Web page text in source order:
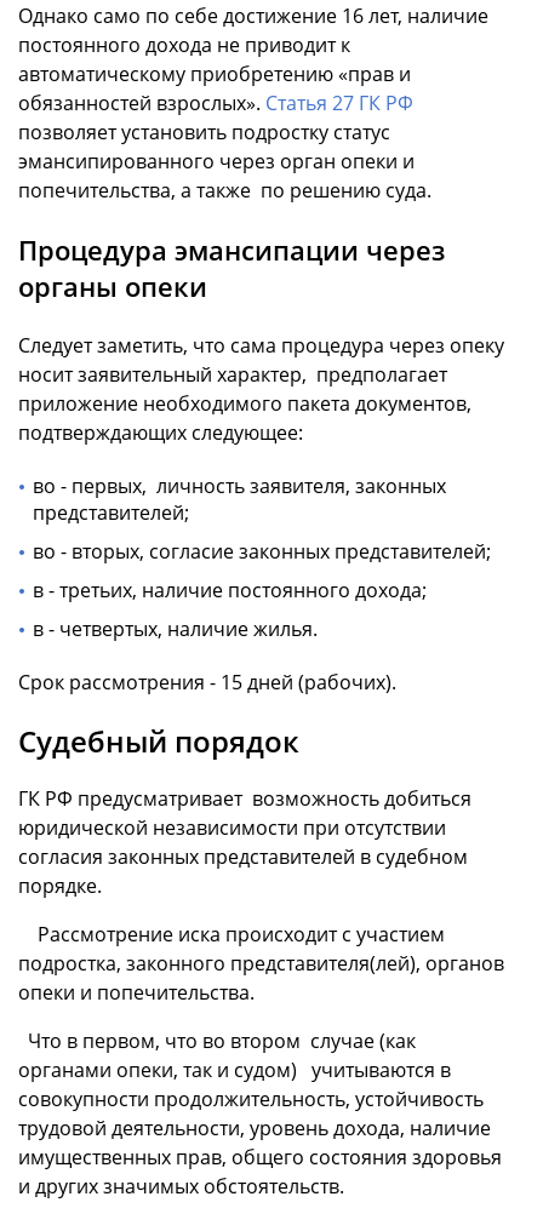
Однако само по себе достижение 16 лет, наличие
постоянного дохода не приводит к
автоматическому приобретению «прав и
обязанностей взрослых». Статья 27 ГК РФ
позволяет установить подростку статус
эмансипированного через орган опеки и
попечительства, а также по решению суда.
Процедура эмансипации через
органы опеки
Следует заметить, что сама процедура через опеку
носит заявительный характер, предполагает
приложение необходимого пакета документов,
подтверждающих следующее:
во - первых, личность заявителя, законных
представителей;
во - вторых, согласие законных представителей;
в - третьих, наличие постоянного дохода;
в - четвертых, наличие жилья.
Срок рассмотрения - 15 дней (рабочих).
Судебный порядок
ГК РФ предусматривает возможность добиться
юридической независимости при отсутствии
согласия законных представителей в судебном
порядке.
Рассмотрение иска происходит с участием
подростка, законного представителя(лей), органов
опеки и попечительства.
Что в первом, что во втором случае (как
органами опеки, так и судом) учитываются в
совокупности продолжительность, устойчивость
трудовой деятельности, уровень дохода, наличие
имущественных прав, общего состояния здоровья
и других значимых обстоятельств.